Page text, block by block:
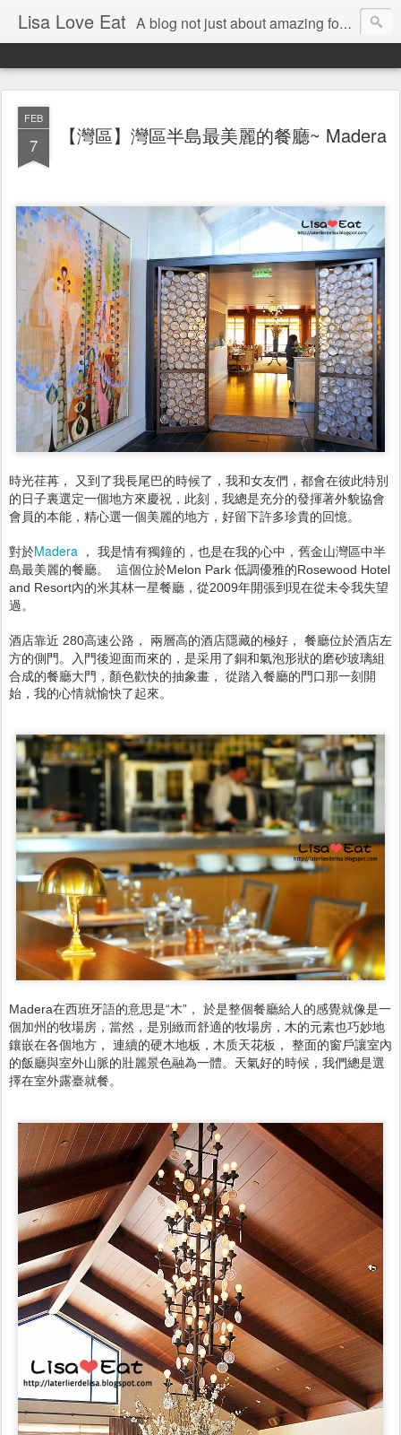
Lisa Love Eat A blog not just about amazing food , but also about the things I love
FEB
7 【灣區】灣區半島最美麗的餐廳~ Madera
時光荏苒， 又到了我長尾巴的時候了，我和女友們，都會在彼此特別
的日子裏選定一個地方來慶祝，此刻，我總是充分的發揮著外貌協會
會員的本能，精心選一個美麗的地方，好留下許多珍貴的回憶。
對於Madera
， 我是情有獨鐘的，也是在我的心中，舊金山灣區中半
島最美麗的餐廳。 這個位於Melon Park 低調優雅的Rosewood Hotel
and Resort內的米其林一星餐廳，從2009年開張到現在從未令我失望
過。
酒店靠近 280高速公路， 兩層高的酒店隱藏的極好， 餐廳位於酒店左
方的側門。入門後迎面而來的，是采用了銅和氣泡形狀的磨砂玻璃組
合成的餐廳大門，顏色歡快的抽象畫， 從踏入餐廳的門口那一刻開
始，我的心情就愉快了起來。
Madera在​​西班牙語的意思是“木”， 於是整個餐廳給人的感覺就像是一
個加州的牧場房，當然，是別緻而舒適的牧場房，木的元素也巧妙地
鑲嵌在各個地方， 連續的硬木地板，木质天花板， 整面的窗戶讓室內
的飯廳與室外山脈的壯麗景色融為一體。天氣好的時候，我們總是選
擇在室外露臺就餐。